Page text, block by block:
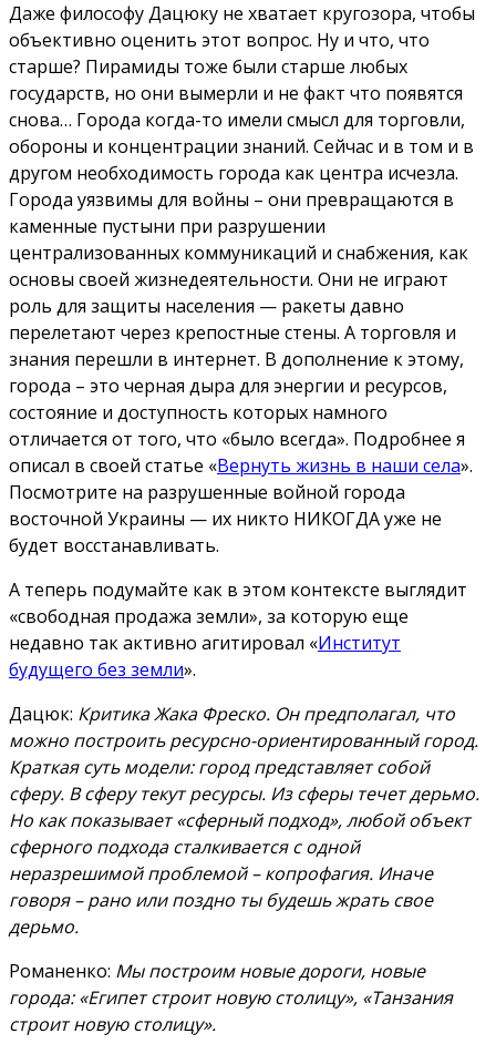
Даже философу Дацюку не хватает кругозора, чтобы
объективно оценить этот вопрос. Ну и что, что
старше? Пирамиды тоже были старше любых
государств, но они вымерли и не факт что появятся
снова… Города когда-то имели смысл для торговли,
обороны и концентрации знаний. Сейчас и в том и в
другом необходимость города как центра исчезла.
Города уязвимы для войны – они превращаются в
каменные пустыни при разрушении
централизованных коммуникаций и снабжения, как
основы своей жизнедеятельности. Они не играют
роль для защиты населения — ракеты давно
перелетают через крепостные стены. А торговля и
знания перешли в интернет. В дополнение к этому,
города – это черная дыра для энергии и ресурсов,
состояние и доступность которых намного
отличается от того, что «было всегда». Подробнее я
описал в своей статье «Вернуть жизнь в наши села».
Посмотрите на разрушенные войной города
восточной Украины — их никто НИКОГДА уже не
будет восстанавливать.
А теперь подумайте как в этом контексте выглядит
«свободная продажа земли», за которую еще
недавно так активно агитировал «Институт
будущего без земли».
Дацюк: Критика Жака Фреско. Он предполагал, что
можно построить ресурсно-ориентированный город.
Краткая суть модели: город представляет собой
сферу. В сферу текут ресурсы. Из сферы течет дерьмо.
Но как показывает «сферный подход», любой объект
сферного подхода сталкивается с одной
неразрешимой проблемой – копрофагия. Иначе
говоря – рано или поздно ты будешь жрать свое
дерьмо.
Романенко: Мы построим новые дороги, новые
города: «Египет строит новую столицу», «Танзания
строит новую столицу».